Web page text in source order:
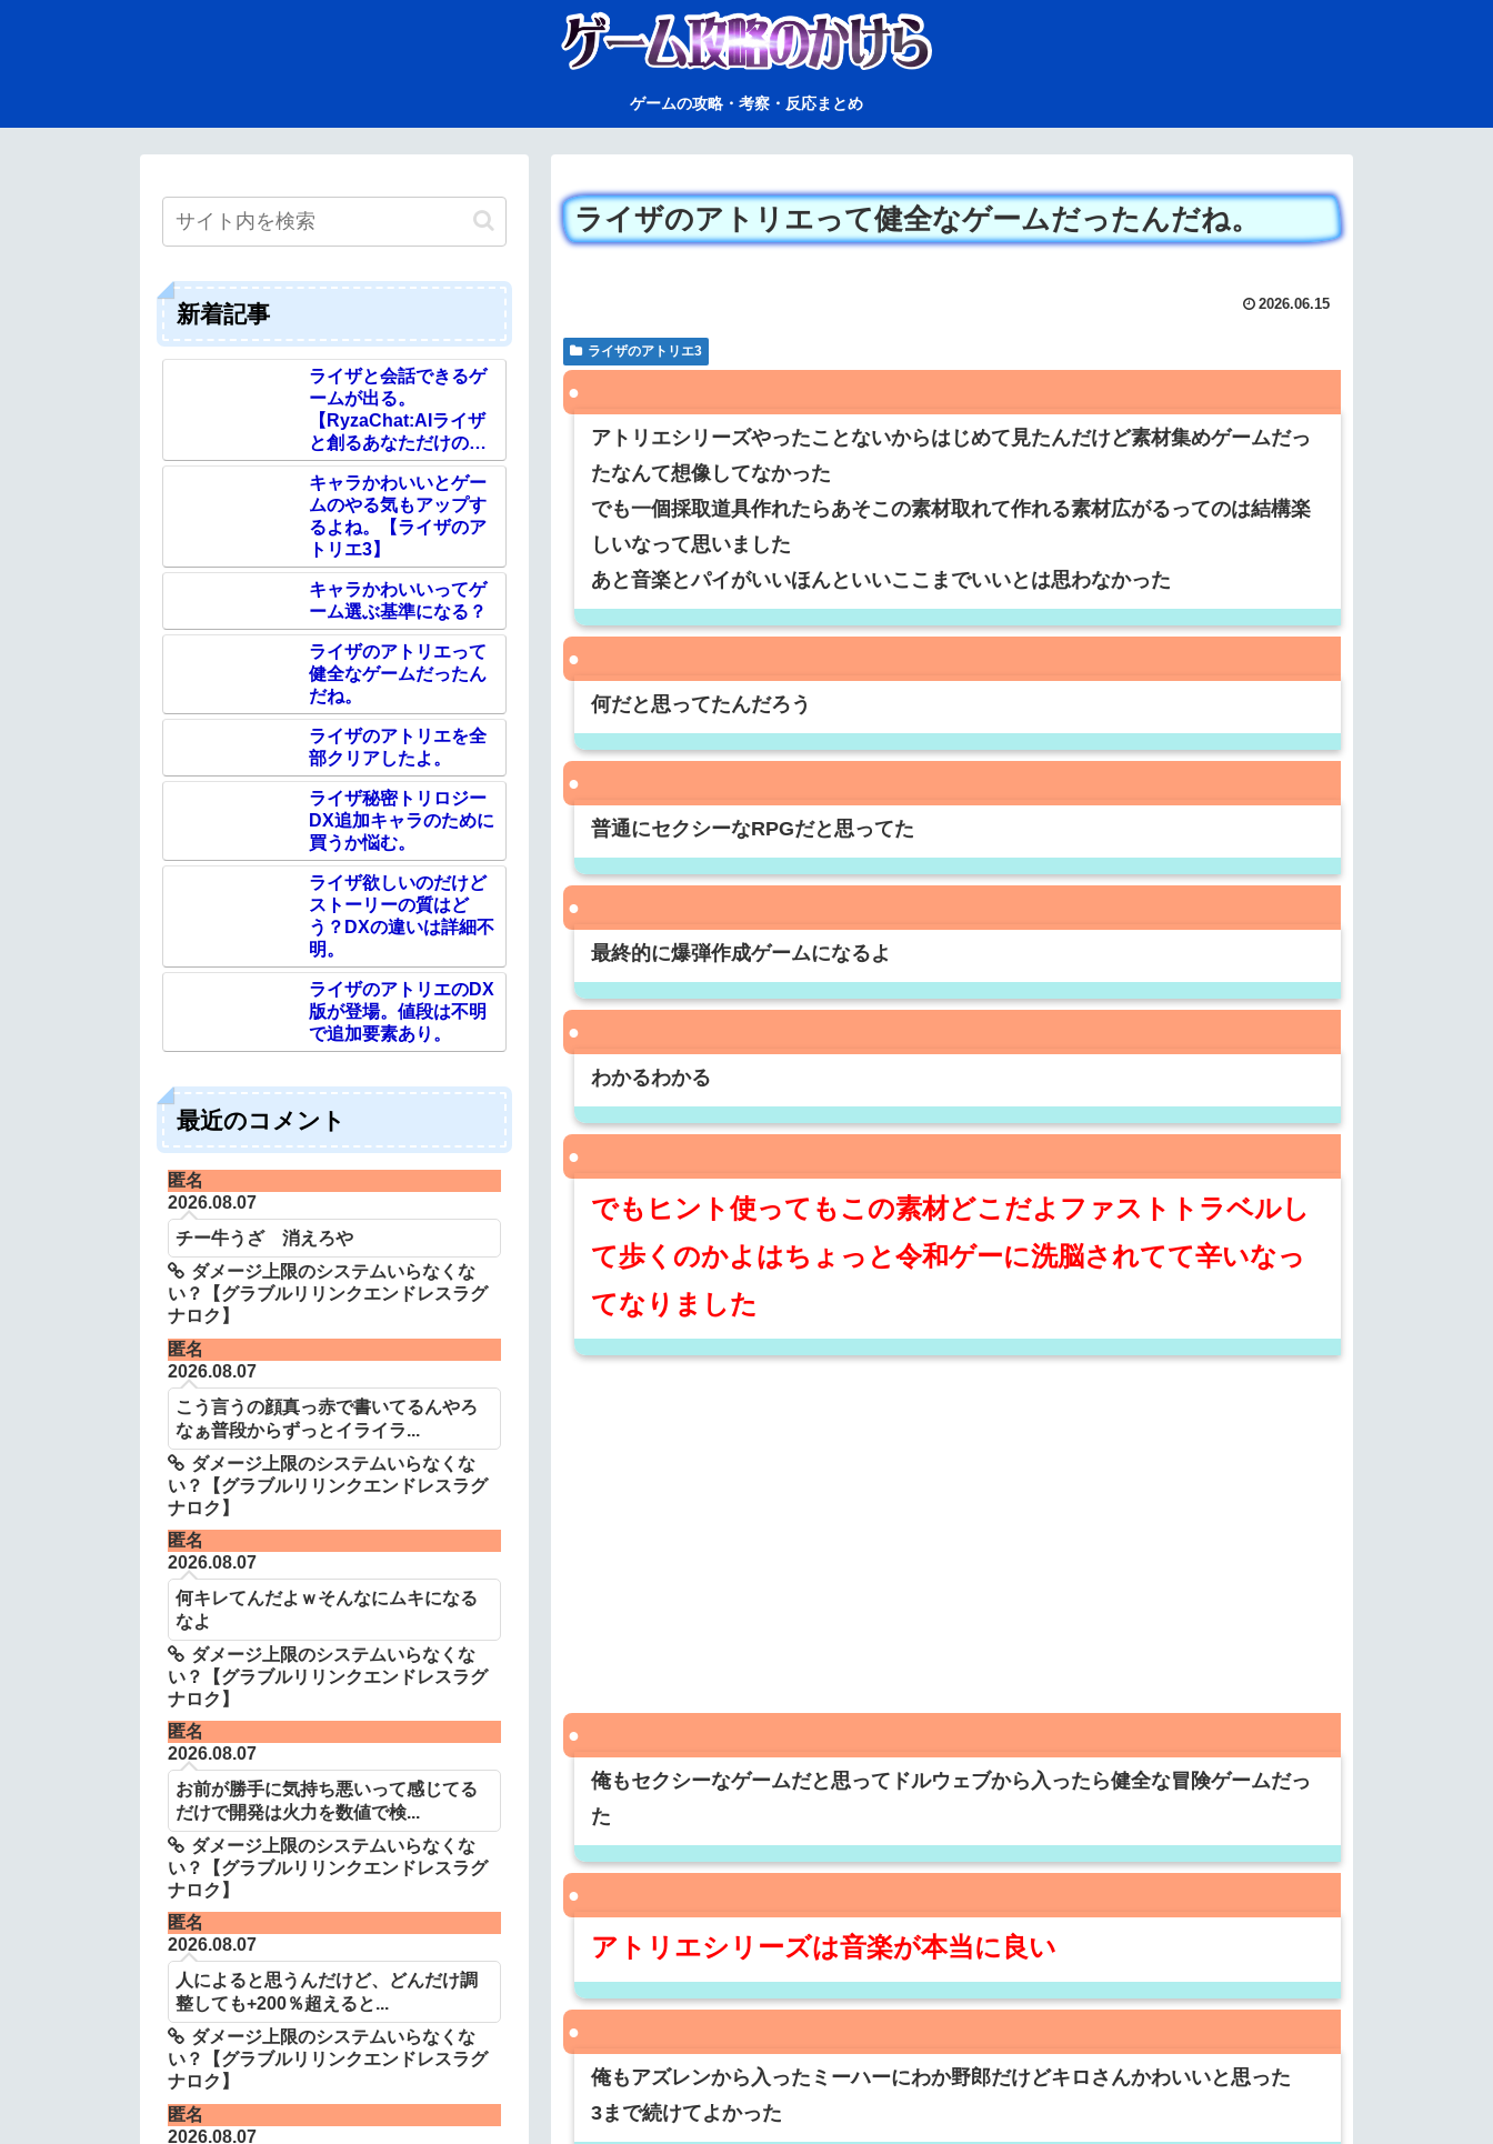
ゲームの攻略・考察・反応まとめ
ライザのアトリエって健全なゲームだったんだね。
2026.06.15
ライザのアトリエ3
アトリエシリーズやったことないからはじめて見たんだけど素材集めゲームだっ
たなんて想像してなかった
でも一個採取道具作れたらあそこの素材取れて作れる素材広がるってのは結構楽
しいなって思いました
あと音楽とパイがいいほんといいここまでいいとは思わなかった
何だと思ってたんだろう
普通にセクシーなRPGだと思ってた
最終的に爆弾作成ゲームになるよ
わかるわかる
でもヒント使ってもこの素材どこだよファストトラベルし
て歩くのかよはちょっと令和ゲーに洗脳されてて辛いなっ
てなりました
俺もセクシーなゲームだと思ってドルウェブから入ったら健全な冒険ゲームだっ
た
アトリエシリーズは音楽が本当に良い
俺もアズレンから入ったミーハーにわか野郎だけどキロさんかわいいと思った
3まで続けてよかった
新着記事
ライザと会話できるゲ
ームが出る。
【RyzaChat:AIライザ
と創るあなただけのひ
と夏の夢物語】
キャラかわいいとゲー
ムのやる気もアップす
るよね。【ライザのア
トリエ3】
キャラかわいいってゲ
ーム選ぶ基準になる？
ライザのアトリエって
健全なゲームだったん
だね。
ライザのアトリエを全
部クリアしたよ。
ライザ秘密トリロジー
DX追加キャラのために
買うか悩む。
ライザ欲しいのだけど
ストーリーの質はど
う？DXの違いは詳細不
明。
ライザのアトリエのDX
版が登場。値段は不明
で追加要素あり。
最近のコメント
匿名
2026.08.07
チー牛うざ 消えろや
ダメージ上限のシステムいらなくな
い？【グラブルリリンクエンドレスラグ
ナロク】
匿名
2026.08.07
こう言うの顔真っ赤で書いてるんやろ
なぁ普段からずっとイライラ...
ダメージ上限のシステムいらなくな
い？【グラブルリリンクエンドレスラグ
ナロク】
匿名
2026.08.07
何キレてんだよｗそんなにムキになる
なよ
ダメージ上限のシステムいらなくな
い？【グラブルリリンクエンドレスラグ
ナロク】
匿名
2026.08.07
お前が勝手に気持ち悪いって感じてる
だけで開発は火力を数値で検...
ダメージ上限のシステムいらなくな
い？【グラブルリリンクエンドレスラグ
ナロク】
匿名
2026.08.07
人によると思うんだけど、どんだけ調
整しても+200％超えると...
ダメージ上限のシステムいらなくな
い？【グラブルリリンクエンドレスラグ
ナロク】
匿名
2026.08.07